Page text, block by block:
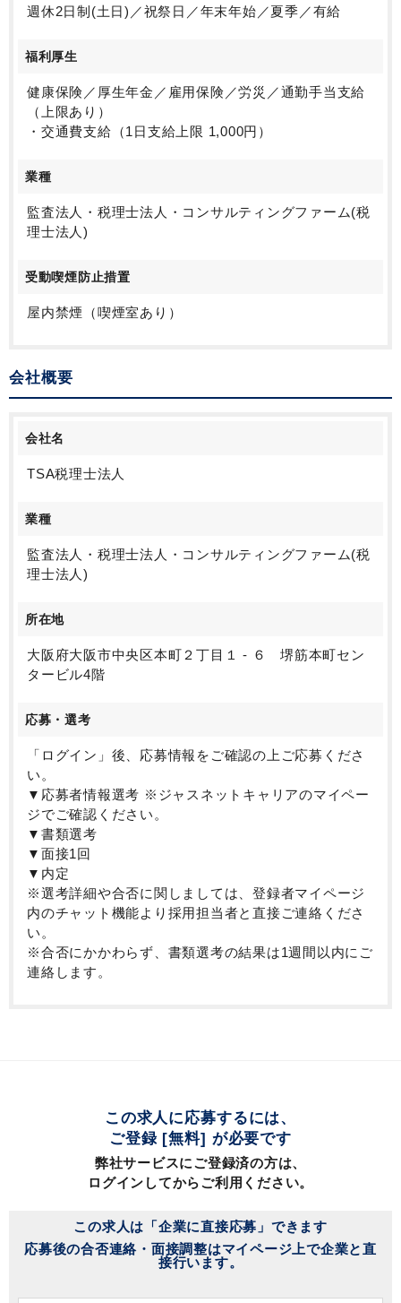
週休2日制(土日)／祝祭日／年末年始／夏季／有給
福利厚生
健康保険／厚生年金／雇用保険／労災／通勤手当支給
（上限あり）
・交通費支給（1日支給上限 1,000円）
業種
監査法人・税理士法人・コンサルティングファーム(税
理士法人)
受動喫煙防止措置
屋内禁煙（喫煙室あり）
会社概要
会社名
TSA税理士法人
業種
監査法人・税理士法人・コンサルティングファーム(税
理士法人)
所在地
大阪府大阪市中央区本町２丁目１ - ６ 堺筋本町セン
タービル4階
応募・選考
「ログイン」後、応募情報をご確認の上ご応募くださ
い。
▼応募者情報選考 ※ジャスネットキャリアのマイペー
ジでご確認ください。
▼書類選考
▼面接1回
▼内定
※選考詳細や合否に関しましては、登録者マイページ
内のチャット機能より採用担当者と直接ご連絡くださ
い。
※合否にかかわらず、書類選考の結果は1週間以内にご
連絡します。
この求人に応募するには、
ご登録 [無料] が必要です
弊社サービスにご登録済の方は、
ログインしてからご利用ください。
この求人は「企業に直接応募」できます
応募後の合否連絡・面接調整はマイページ上で企業と直
接行います。